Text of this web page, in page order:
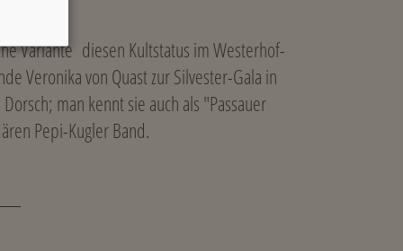
Variante diesen Kultstatus im Westerhof-
Veronika von Quast zur Silvester-Gala in
man kennt sie auch als "Passauer
Pepi-Kugler Band.